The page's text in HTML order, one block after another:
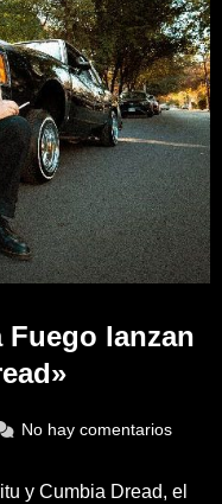
Fuego lanzan
No hay comentarios
y Cumbia Dread, el